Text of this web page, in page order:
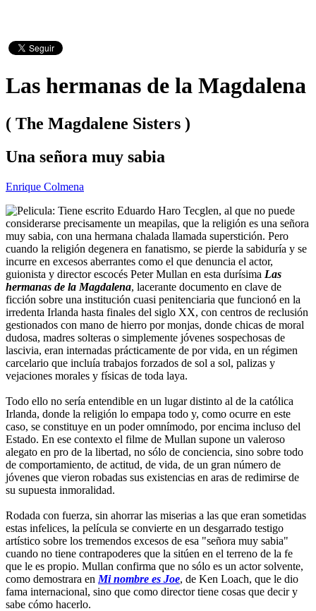
Las hermanas de la Magdalena
( The Magdalene Sisters )
Una señora muy sabia
Enrique Colmena
Tiene escrito Eduardo Haro Tecglen, al que no puede
considerarse precisamente un meapilas, que la religión es una señora
muy sabia, con una hermana chalada llamada superstición. Pero
cuando la religión degenera en fanatismo, se pierde la sabiduría y se
incurre en excesos aberrantes como el que denuncia el actor,
guionista y director escocés Peter Mullan en esta durísima Las
hermanas de la Magdalena, lacerante documento en clave de
ficción sobre una institución cuasi penitenciaria que funcionó en la
irredenta Irlanda hasta finales del siglo XX, con centros de reclusión
gestionados con mano de hierro por monjas, donde chicas de moral
dudosa, madres solteras o simplemente jóvenes sospechosas de
lascivia, eran internadas prácticamente de por vida, en un régimen
carcelario que incluía trabajos forzados de sol a sol, palizas y
vejaciones morales y físicas de toda laya.
Todo ello no sería entendible en un lugar distinto al de la católica
Irlanda, donde la religión lo empapa todo y, como ocurre en este
caso, se constituye en un poder omnímodo, por encima incluso del
Estado. En ese contexto el filme de Mullan supone un valeroso
alegato en pro de la libertad, no sólo de conciencia, sino sobre todo
de comportamiento, de actitud, de vida, de un gran número de
jóvenes que vieron robadas sus existencias en aras de redimirse de
su supuesta inmoralidad.
Rodada con fuerza, sin ahorrar las miserias a las que eran sometidas
estas infelices, la película se convierte en un desgarrado testigo
artístico sobre los tremendos excesos de esa "señora muy sabia"
cuando no tiene contrapoderes que la sitúen en el terreno de la fe
que le es propio. Mullan confirma que no sólo es un actor solvente,
como demostrara en Mi nombre es Joe, de Ken Loach, que le dio
fama internacional, sino que como director tiene cosas que decir y
sabe cómo hacerlo.